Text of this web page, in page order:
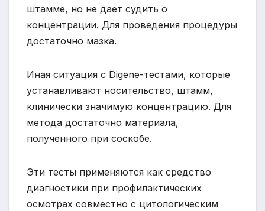
штамме, но не дает судить о
концентрации. Для проведения процедуры
достаточно мазка.
Иная ситуация с Digene-тестами, которые
устанавливают носительство, штамм,
клинически значимую концентрацию. Для
метода достаточно материала,
полученного при соскобе.
Эти тесты применяются как средство
диагностики при профилактических
осмотрах совместно с цитологическим